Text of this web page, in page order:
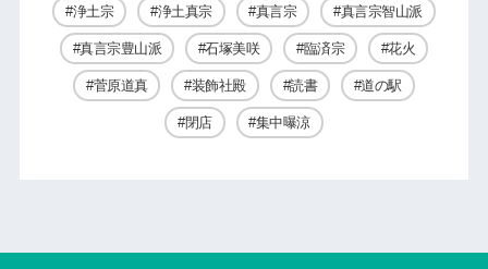
浄土宗 浄土真宗 真言宗 真言宗智山派
真言宗豊山派 石塚美咲 臨済宗 花火
菅原道真 装飾社殿 読書 道の駅
閉店 集中曝涼